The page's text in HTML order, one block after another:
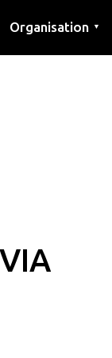
Organisation ▼